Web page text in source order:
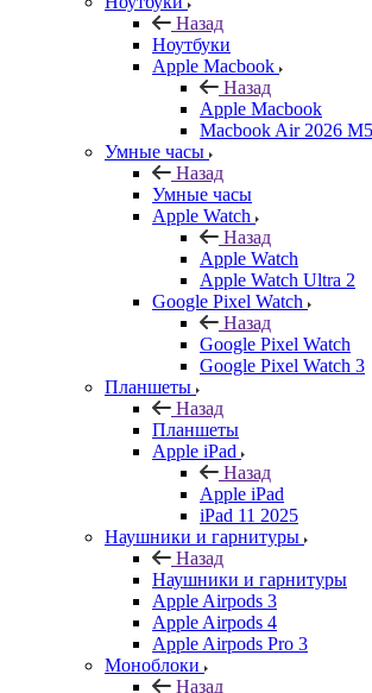
Назад
Ноутбуки
Apple Macbook
Назад
Apple Macbook
Macbook Air 2026
Умные часы
Назад
Умные часы
Apple Watch
Назад
Apple Watch
Apple Watch Ultra 2
Google Pixel Watch
Назад
Google Pixel Watch
Google Pixel Watch 3
Планшеты
Назад
Планшеты
Apple iPad
Назад
Apple iPad
iPad 11 2025
Наушники и гарнитуры
Назад
Наушники и гарнитуры
Apple Airpods 3
Apple Airpods 4
Apple Airpods Pro 3
Моноблоки
Назад